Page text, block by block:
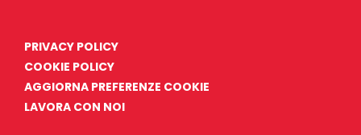
PRIVACY POLICY
COOKIE POLICY
AGGIORNA PREFERENZE COOKIE
LAVORA CON NOI